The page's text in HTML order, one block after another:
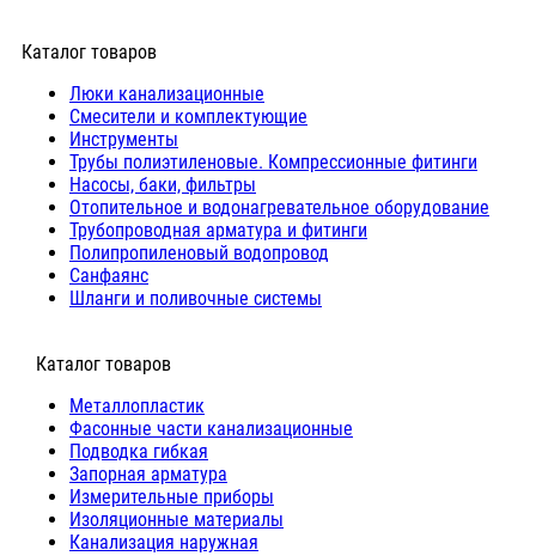
Каталог товаров
Люки канализационные
Cмесители и комплектующие
Инструменты
Трубы полиэтиленовые. Компрессионные фитинги
Насосы, баки, фильтры
Отопительное и водонагревательное оборудование
Трубопроводная арматура и фитинги
Полипропиленовый водопровод
Санфаянс
Шланги и поливочные системы
⠀Каталог товаров
Металлопластик
Фасонные части канализационные
Подводка гибкая
Запорная арматура
Измерительные приборы
Изоляционные материалы
Канализация наружная